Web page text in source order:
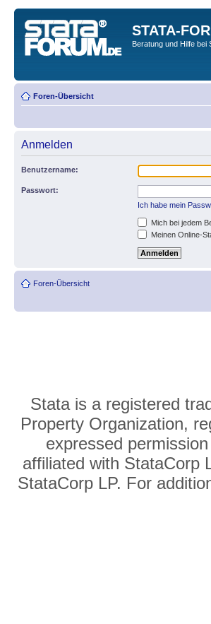
STATA-
Beratung und Hilfe bei
Foren-Übersicht
Anmelden
Benutzername:
Passwort:
Ich habe mein
Mich bei jedem
Meinen Online-
Foren-Übersicht
Stata is a registered
Property Organization,
expressed
affiliated with StataCorp
StataCorp LP. For